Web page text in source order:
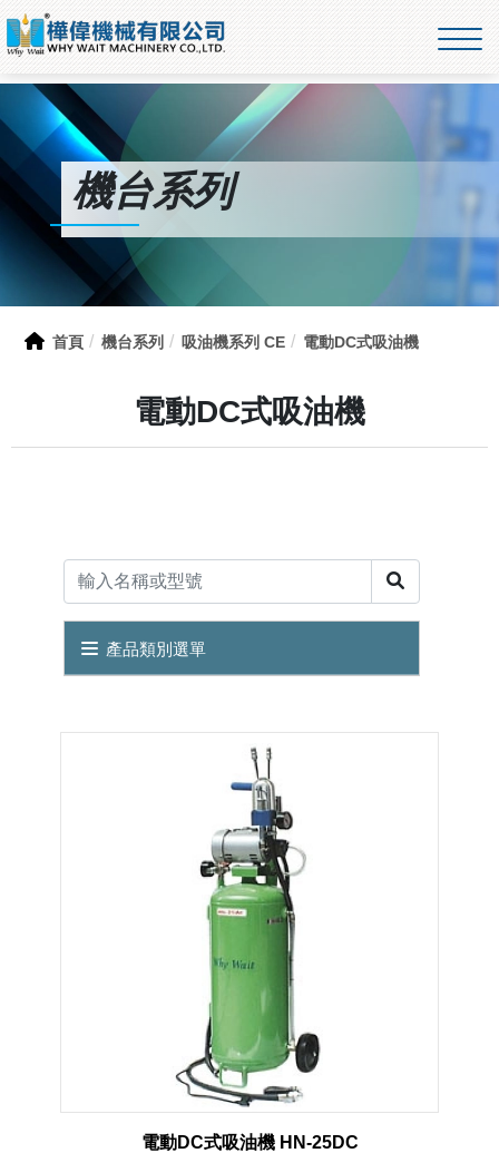
機台系列
首頁 機台系列 吸油機系列 CE 電動DC式吸油機
電動DC式吸油機
產品類別選單
電動DC式吸油機 HN-25DC